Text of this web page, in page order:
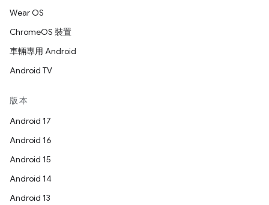
Wear OS
ChromeOS 裝置
車輛專用 Android
Android TV
版本
Android 17
Android 16
Android 15
Android 14
Android 13